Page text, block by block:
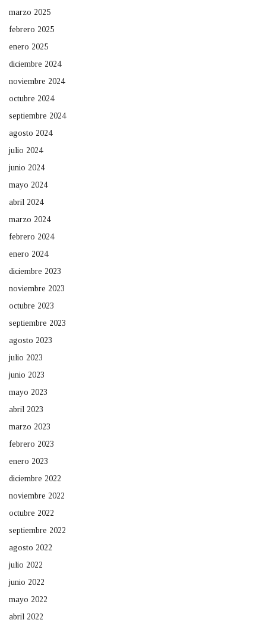
marzo 2025
febrero 2025
enero 2025
diciembre 2024
noviembre 2024
octubre 2024
septiembre 2024
agosto 2024
julio 2024
junio 2024
mayo 2024
abril 2024
marzo 2024
febrero 2024
enero 2024
diciembre 2023
noviembre 2023
octubre 2023
septiembre 2023
agosto 2023
julio 2023
junio 2023
mayo 2023
abril 2023
marzo 2023
febrero 2023
enero 2023
diciembre 2022
noviembre 2022
octubre 2022
septiembre 2022
agosto 2022
julio 2022
junio 2022
mayo 2022
abril 2022